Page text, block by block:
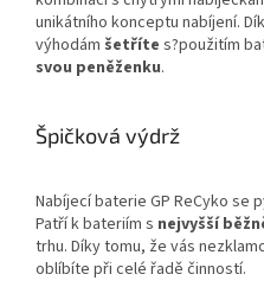
unikátního konceptu nabíjení.
výhodám šetříte s?použitím
svou peněženku.
Špičková výdrž
Nabíjecí baterie GP ReCyko se
Patří k bateriím s nejvyšší
trhu. Díky tomu, že vás
oblíbíte při celé řadě činností.